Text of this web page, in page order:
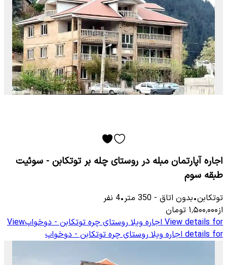
اجاره آپارتمان مبله در روستای چله بر توتکابن - سوئیت
طبقه سوم
توتكابن•بدون اتاق -
350 متر•
4 نفر
از۱٬۵۰۰٬۰۰۰ تومان
View details for اجاره ویلا روستای چره توتکابن - دوخوابView
details for اجاره ویلا روستای چره توتکابن - دوخواب